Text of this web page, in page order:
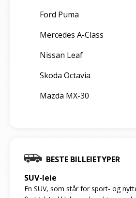
Ford Puma
Mercedes A-Class
Nissan Leaf
Skoda Octavia
Mazda MX-30
BESTE BILLEIETYPER
SUV-leie
En SUV, som står for sport- og